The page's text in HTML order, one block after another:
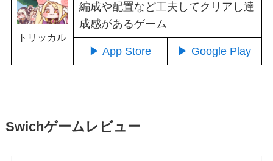
トリッカル
編成や配置など工夫してクリアし達
成感があるゲーム
▶ App Store ▶ Google Play
Swichゲームレビュー